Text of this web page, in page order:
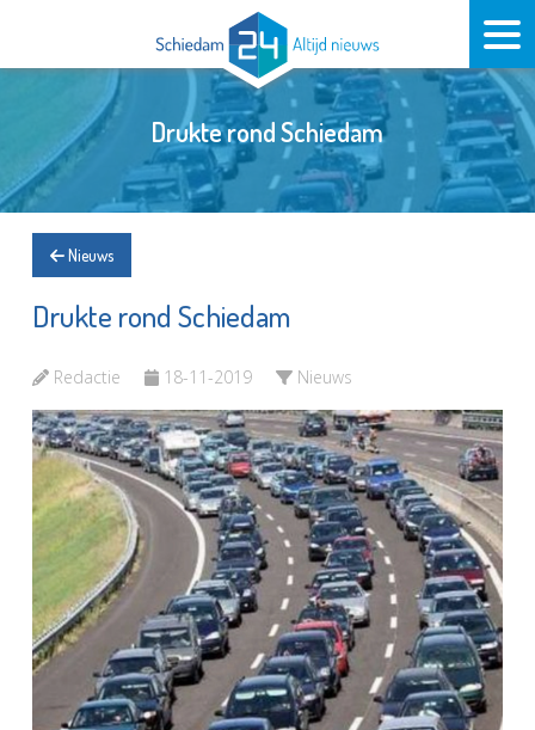
Drukte rond Schiedam
Nieuws
Drukte rond Schiedam
Redactie 18-11-2019 Nieuws